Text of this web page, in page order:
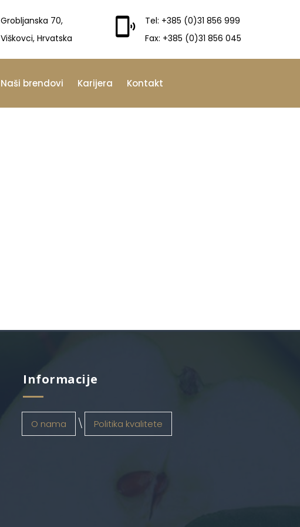
Grobljanska 70,
Viškovci, Hrvatska
Tel: +385 (0)31 856 999
Fax: +385 (0)31 856 045
Naši brendovi Karijera Kontakt
Informacije
O nama Politika kvalitete